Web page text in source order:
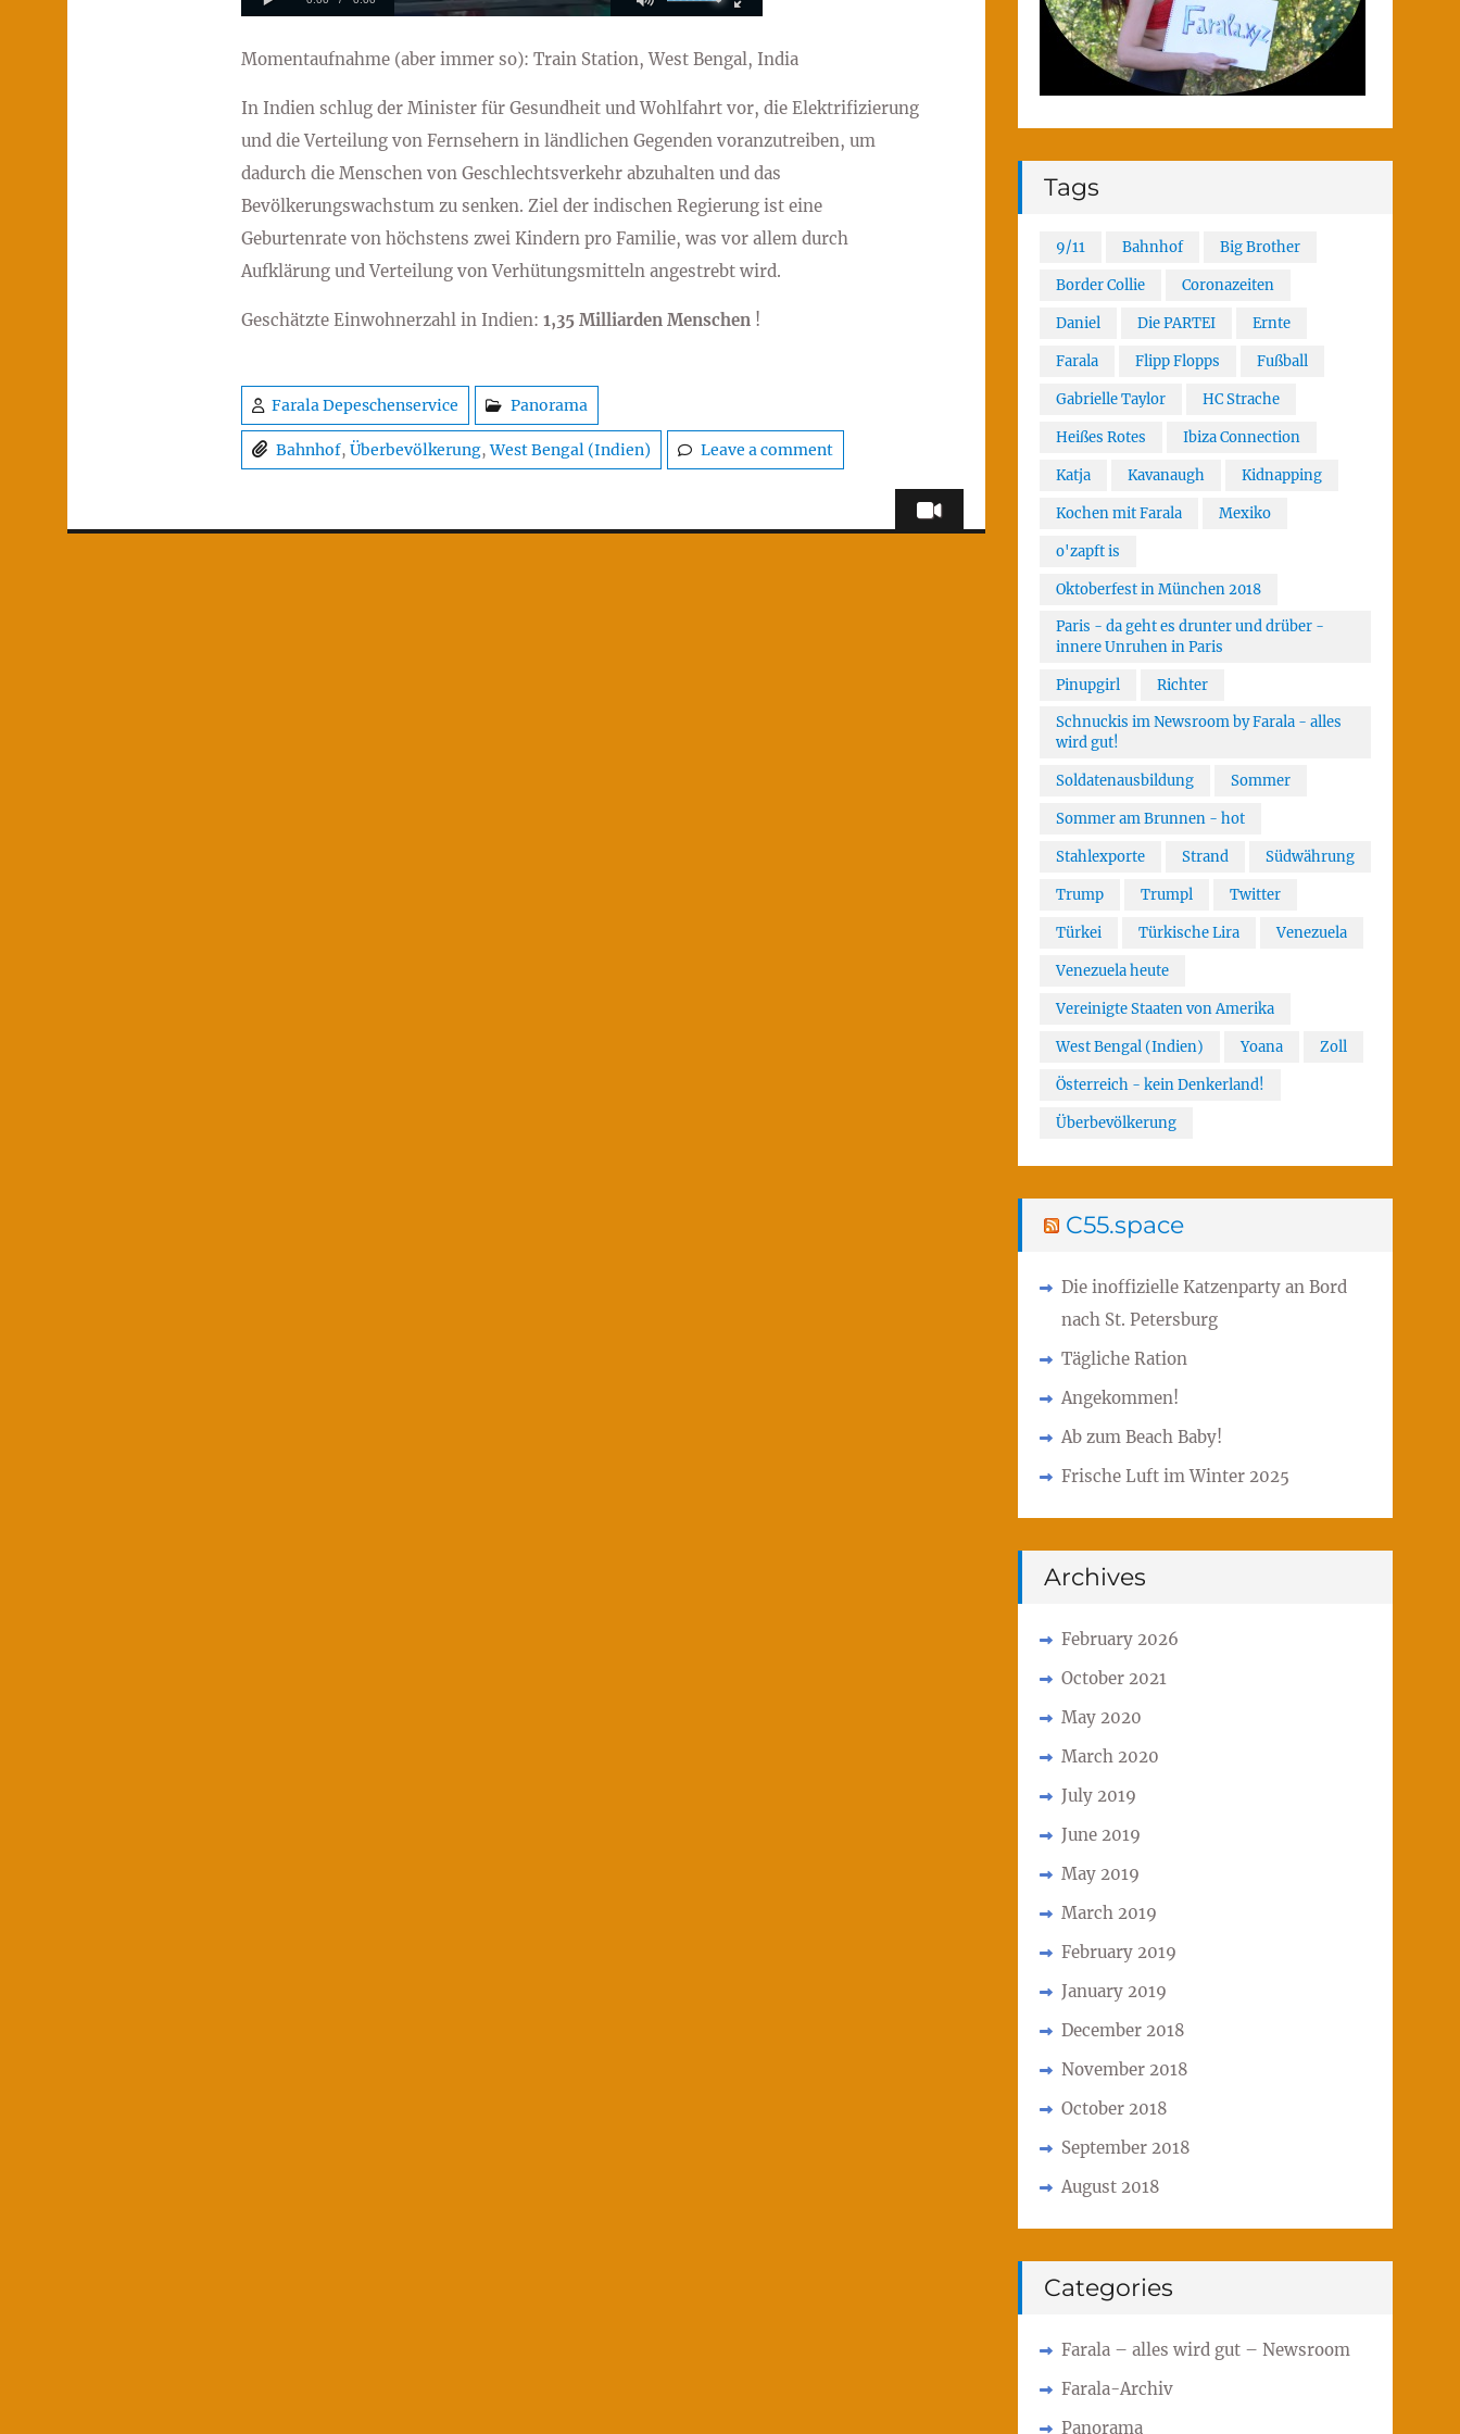
Momentaufnahme (aber immer so): Train Station, West Bengal, India
In Indien schlug der Minister für Gesundheit und Wohlfahrt vor, die Elektrifizierung
und die Verteilung von Fernsehern in ländlichen Gegenden voranzutreiben, um
dadurch die Menschen von Geschlechtsverkehr abzuhalten und das
Bevölkerungswachstum zu senken. Ziel der indischen Regierung ist eine
Geburtenrate von höchstens zwei Kindern pro Familie, was vor allem durch
Aufklärung und Verteilung von Verhütungsmitteln angestrebt wird.
Geschätzte Einwohnerzahl in Indien: 1,35 Milliarden Menschen !
Farala Depeschenservice Panorama
Bahnhof, Überbevölkerung,West Bengal (Indien) Leave a comment
Tags
9/11 Bahnhof Big Brother
Border Collie Coronazeiten
Daniel Die PARTEI Ernte
Farala Flipp Flopps Fußball
Gabrielle Taylor HC Strache
Heißes Rotes Ibiza Connection
Katja Kavanaugh Kidnapping
Kochen mit Farala Mexiko
o'zapft is
Oktoberfest in München 2018
Paris - da geht es drunter und drüber -
innere Unruhen in Paris
Pinupgirl
Richter
Schnuckis im Newsroom by Farala - alles
wird gut!
Soldatenausbildung Sommer
Sommer am Brunnen - hot
Stahlexporte Strand Südwährung
Trump Trumpl Twitter
Türkei Türkische Lira Venezuela
Venezuela heute
Vereinigte Staaten von Amerika
West Bengal (Indien) Yoana Zoll
Österreich - kein Denkerland!
Überbevölkerung
C55.space
Die inoffizielle Katzenparty an Bord
nach St. Petersburg
Tägliche Ration
Angekommen!
Ab zum Beach Baby!
Frische Luft im Winter 2025
Archives
February 2026
October 2021
May 2020
March 2020
July 2019
June 2019
May 2019
March 2019
February 2019
January 2019
December 2018
November 2018
October 2018
September 2018
August 2018
Categories
Farala – alles wird gut – Newsroom
Farala-Archiv
Panorama